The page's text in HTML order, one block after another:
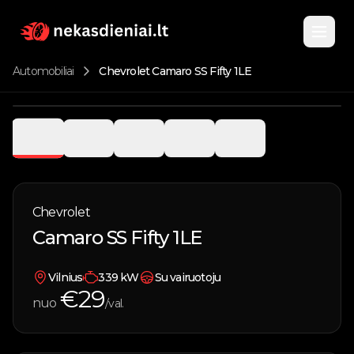
Katalogas
Parduodami automobiliai
Vandens transportas
Apie
Kontaktai
Automobiliai Chevrolet Camaro SS Fifty 1LE
Chevrolet
Camaro SS Fifty 1LE
Vilnius 339 kW Su vairuotoju
nuo €29/val.